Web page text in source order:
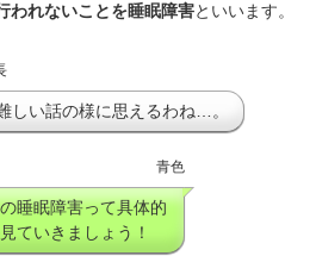
われないことを睡眠障害といいます。
しい話の様に思えるわね…。
青色
睡眠障害って具体的
ていきましょう！